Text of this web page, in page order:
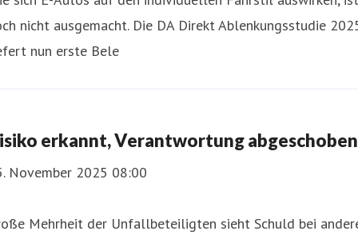
nicht ausgemacht. Die DA Direkt Ablenkungsstudie
nun erste Bele
erkannt, Verantwortung abgeschoben
November 2025 08:00
Mehrheit der Unfallbeteiligten sieht Schuld bei